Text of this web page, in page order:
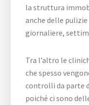
la struttura
anche delle pulizie
giornaliere,
Tra l’altro le
che spesso
controlli da parte
poiché ci sono